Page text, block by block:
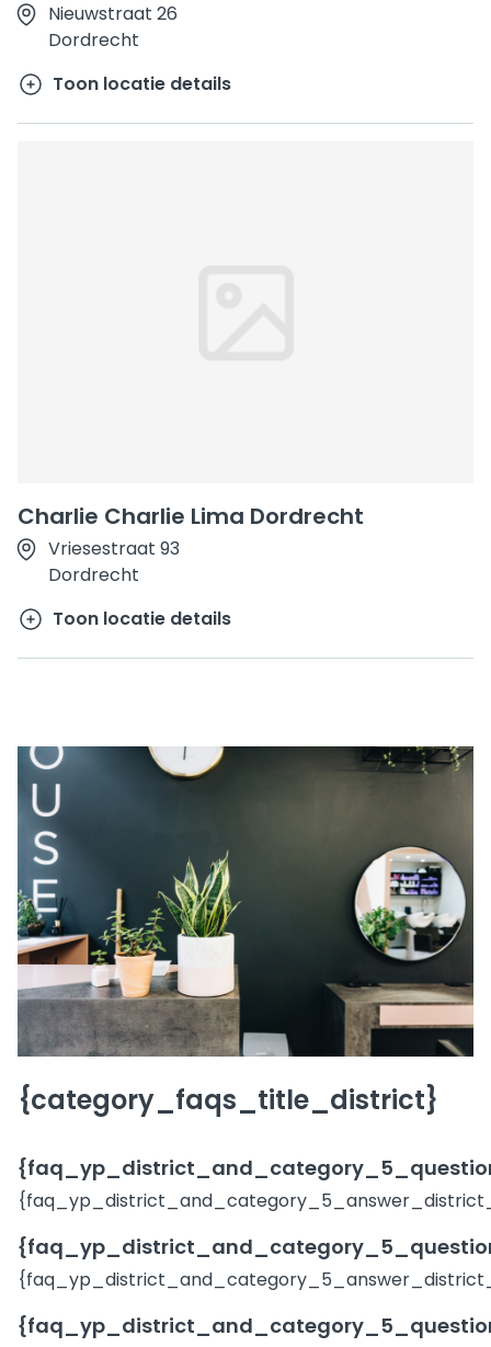
Nieuwstraat 26
Dordrecht
Toon locatie details
Charlie Charlie Lima Dordrecht
Vriesestraat 93
Dordrecht
Toon locatie details
{category_faqs_title_district}